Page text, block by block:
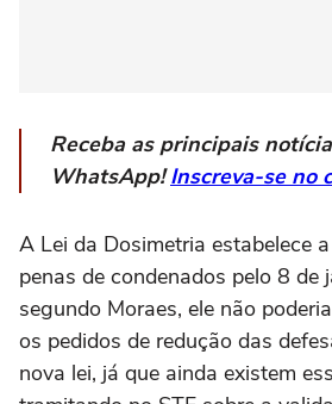
Receba as principais
WhatsApp!Inscreva-se no
A Lei da Dosimetria estabelece
penas de condenados pelo 8 de
segundo Moraes, ele não
os pedidos de redução das
nova lei, já que ainda existem